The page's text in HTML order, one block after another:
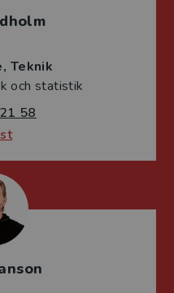
Teknik
och statistik
58